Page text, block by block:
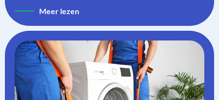
Meer lezen